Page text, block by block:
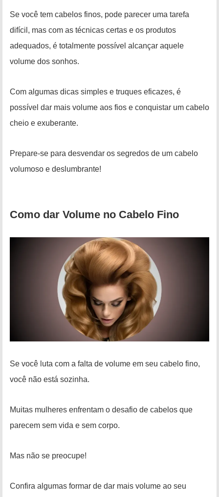
Se você tem cabelos finos, pode parecer uma tarefa
difícil, mas com as técnicas certas e os produtos
adequados, é totalmente possível alcançar aquele
volume dos sonhos.
Com algumas dicas simples e truques eficazes, é
possível dar mais volume aos fios e conquistar um cabelo
cheio e exuberante.
Prepare-se para desvendar os segredos de um cabelo
volumoso e deslumbrante!
Como dar Volume no Cabelo Fino
Se você luta com a falta de volume em seu cabelo fino,
você não está sozinha.
Muitas mulheres enfrentam o desafio de cabelos que
parecem sem vida e sem corpo.
Mas não se preocupe!
Confira algumas formar de dar mais volume ao seu